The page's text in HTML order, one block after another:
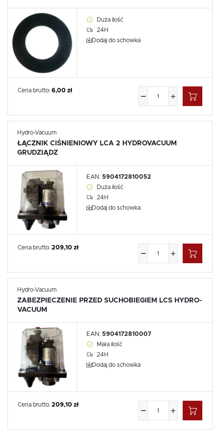
Duża ilość
24H
Dodaj do schowka
Cena brutto: 6,00 zł
Hydro-Vacuum
ŁĄCZNIK CIŚNIENIOWY LCA 2 HYDROVACUUM
GRUDZIĄDZ
EAN: 5904172810052
Duża ilość
24H
Dodaj do schowka
Cena brutto: 209,10 zł
Hydro-Vacuum
ZABEZPIECZENIE PRZED SUCHOBIEGIEM LCS HYDRO-
VACUUM
EAN: 5904172810007
Mała ilość
24H
Dodaj do schowka
Cena brutto: 209,10 zł